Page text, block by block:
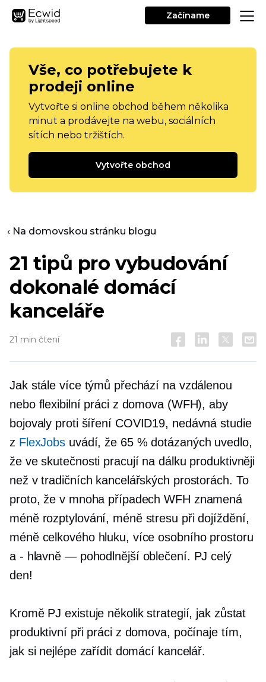
Začíname
Vše, co potřebujete k
prodeji online
Vytvořte si online obchod během několika
minut a prodávejte na webu, sociálních
sítích nebo tržištích.
Vytvořte obchod
‹ Na domovskou stránku blogu
21 tipů pro vybudování
dokonalé domácí
kanceláře
21 min čtení
Jak stále více týmů přechází na vzdálenou
nebo flexibilní práci z domova (WFH), aby
bojovaly proti šíření COVID19, nedávná studie
z FlexJobs uvádí, že 65 % dotázaných uvedlo,
že ve skutečnosti pracují na dálku produktivněji
než v tradičních kancelářských prostorách. To
proto, že v mnoha případech WFH znamená
méně rozptylování, méně stresu při dojíždění,
méně celkového hluku, více osobního prostoru
a - hlavně — pohodlnější oblečení. PJ celý
den!
Kromě PJ existuje několik strategií, jak zůstat
produktivní při práci z domova, počínaje tím,
jak si nejlépe zařídit domácí kancelář.